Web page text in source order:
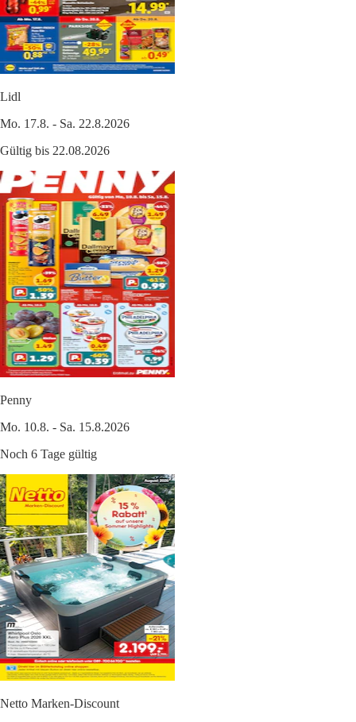
Lidl
Mo. 17.8. - Sa. 22.8.2026
Gültig bis 22.08.2026
Penny
Mo. 10.8. - Sa. 15.8.2026
Noch 6 Tage gültig
Netto Marken-Discount